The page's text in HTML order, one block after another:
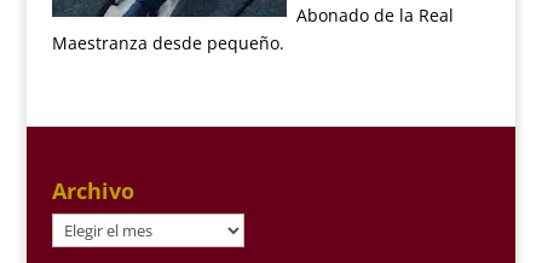
Abonado de la Real
Maestranza desde pequeño.
Archivo
Archivo